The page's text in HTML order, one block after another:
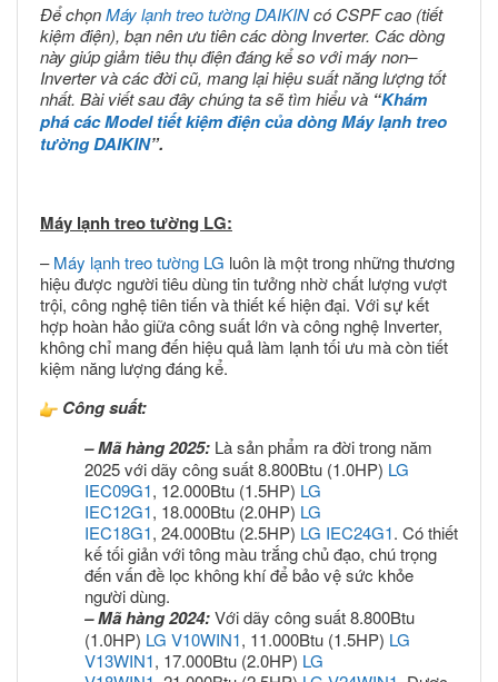
Để chọnMáy lạnh treo tường DAIKINcó CSPF cao (tiết
kiệm điện), bạn nên ưu tiên các dòng Inverter. Các dòng
này giúp giảm tiêu thụ điện đáng kể so với máy non–
Inverter và các đời cũ, mang lại hiệu suất năng lượng tốt
nhất. Bài viết sau đây chúng ta sẽ tìm hiểu và “Khám
phá các Model tiết kiệm điện của dòng Máy lạnh treo
tường DAIKIN”.
Máy lạnh treo tường LG:
–Máy lạnh treo tường LG luôn là một trong những thương
hiệu được người tiêu dùng tin tưởng nhờ chất lượng vượt
trội, công nghệ tiên tiến và thiết kế hiện đại. Với sự kết
hợp hoàn hảo giữa công suất lớn và công nghệ Inverter,
không chỉ mang đến hiệu quả làm lạnh tối ưu mà còn tiết
kiệm năng lượng đáng kể.
Công suất:
– Mã hàng 2025: Là sản phẩm ra đời trong năm
2025 với dãy công suất 8.800Btu (1.0HP) LG
IEC09G1, 12.000Btu (1.5HP) LG
IEC12G1, 18.000Btu (2.0HP) LG
IEC18G1, 24.000Btu (2.5HP) LG IEC24G1. Có thiết
kế tối giản với tông màu trắng chủ đạo, chú trọng
đến vấn đề lọc không khí để bảo vệ sức khỏe
người dùng.
– Mã hàng 2024:Với dãy công suất 8.800Btu
(1.0HP) LG V10WIN1, 11.000Btu (1.5HP) LG
V13WIN1, 17.000Btu (2.0HP) LG